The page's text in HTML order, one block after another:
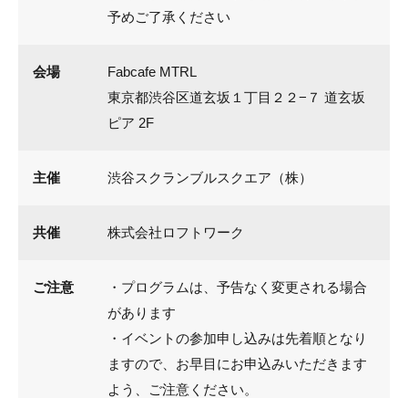
予めご了承ください
会場
Fabcafe MTRL
東京都渋谷区道玄坂１丁目２２−７ 道玄坂
ピア 2F
主催 渋谷スクランブルスクエア（株）
共催 株式会社ロフトワーク
ご注意
・プログラムは、予告なく変更される場合
があります
・イベントの参加申し込みは先着順となり
ますので、お早目にお申込みいただきます
よう、ご注意ください。